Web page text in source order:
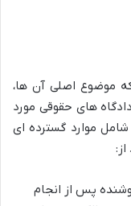
موضوع اصلی آن ها،
های حقوقی مورد
موارد گسترده ای
پس از انجام